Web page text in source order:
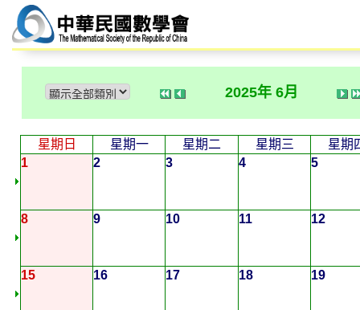
2025年 6月
星期日 星期一 星期二 星期三
星期
1
2 3 4 5
8 9 10 11 12
15 16 17 18 19